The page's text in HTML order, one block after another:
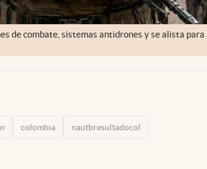
de combate, sistemas antidrones y se alista
colombia nautbresultadocol